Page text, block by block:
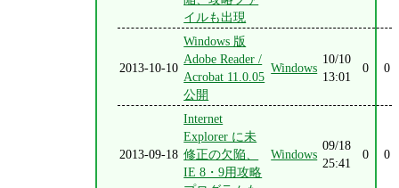
イルも出現
2013-10-10
Windows 版
Adobe Reader /
Acrobat 11.0.05
公開
Windows
10/10
13:01
0 0
2013-09-18
Internet
Explorer に未
修正の欠陥、
IE 8・9用攻略
Windows
09/18
25:41
0 0